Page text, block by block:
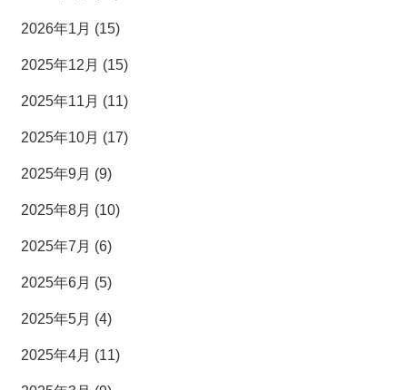
2026年1月 (15)
2025年12月 (15)
2025年11月 (11)
2025年10月 (17)
2025年9月 (9)
2025年8月 (10)
2025年7月 (6)
2025年6月 (5)
2025年5月 (4)
2025年4月 (11)